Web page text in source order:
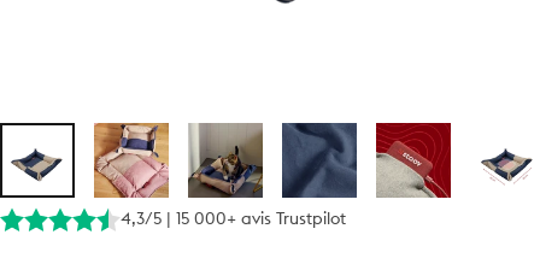
4,3/5 | 15 000+ avis Trustpilot